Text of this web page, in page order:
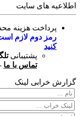
اطلاعیه های سایت
پرداخت هزینه
رمز دوم لازم
کنید
پشتیبانی
تماس با ما
گزارش خرابی لینک